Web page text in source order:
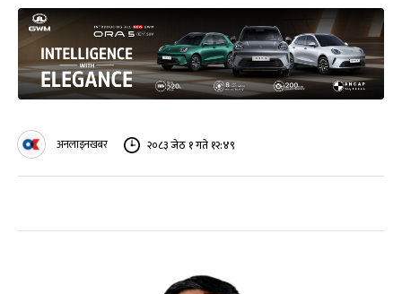
अनलाइनखबर २०८३ जेठ १ गते १२:४९